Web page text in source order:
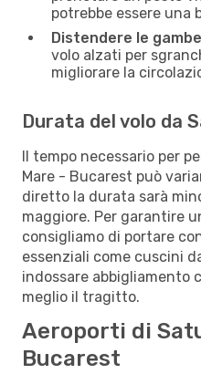
potrebbe essere una
Distendere le
volo alzati per
migliorare la
Durata del volo da
Il tempo necessario per
Mare - Bucarest può
diretto la durata sarà
maggiore. Per garantire
consigliamo di portare
essenziali come cuscini
indossare abbigliamento
meglio il tragitto.
Aeroporti di
Bucarest